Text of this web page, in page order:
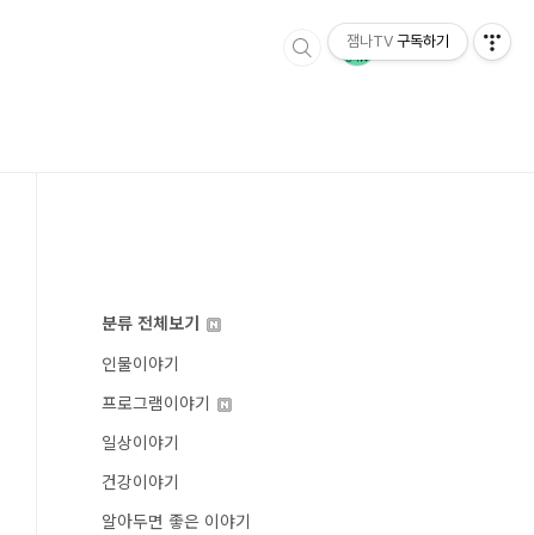
분류 전체보기
인물이야기
프로그램이야기
일상이야기
건강이야기
알아두면 좋은 이야기
잼나TV 구독하기